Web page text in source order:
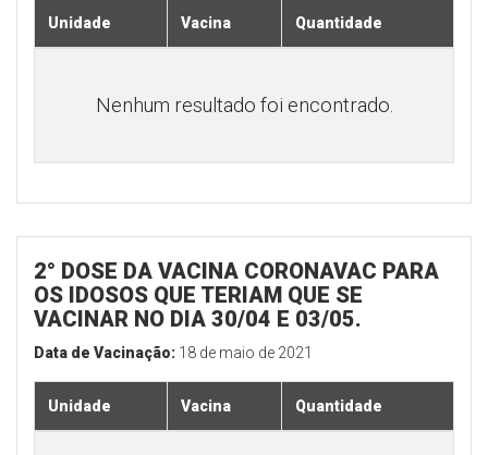
Unidade Vacina Quantidade
Nenhum resultado foi encontrado.
2° DOSE DA VACINA CORONAVAC PARA
OS IDOSOS QUE TERIAM QUE SE
VACINAR NO DIA 30/04 E 03/05.
Data de Vacinação: 18 de maio de 2021
Unidade Vacina Quantidade